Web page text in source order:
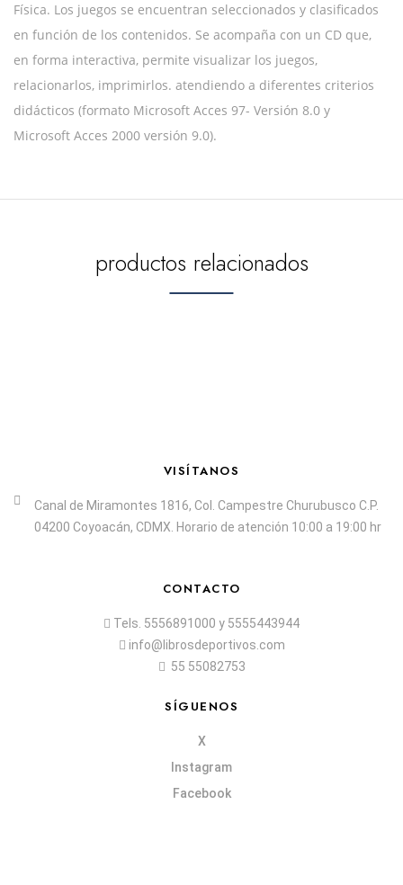
Física. Los juegos se encuentran seleccionados y clasificados
en función de los contenidos. Se acompaña con un CD que,
en forma interactiva, permite visualizar los juegos,
relacionarlos, imprimirlos. atendiendo a diferentes criterios
didácticos (formato Microsoft Acces 97- Versión 8.0 y
Microsoft Acces 2000 versión 9.0).
productos relacionados
VISÍTANOS
Canal de Miramontes 1816, Col. Campestre Churubusco C.P.
04200 Coyoacán, CDMX. Horario de atención 10:00 a 19:00 hr
CONTACTO
Tels. 5556891000 y 5555443944
info@librosdeportivos.com
55 55082753
SÍGUENOS
X
Instagram
Facebook